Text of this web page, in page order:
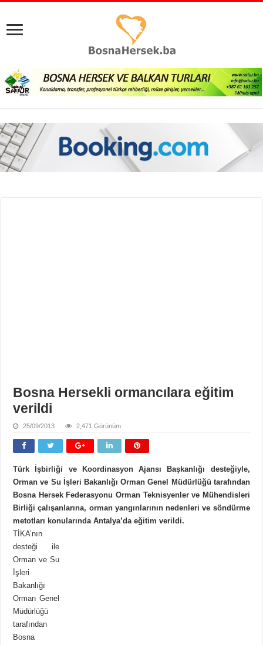
Bosna Hersekli ormancılara eğitim
verildi
25/09/2013 2,471 Görünüm
Türk İşbirliği ve Koordinasyon Ajansı Başkanlığı desteğiyle,
Orman ve Su İşleri Bakanlığı Orman Genel Müdürlüğü tarafından
Bosna Hersek Federasyonu Orman Teknisyenler ve Mühendisleri
Birliği çalışanlarına, orman yangınlarının nedenleri ve söndürme
metotları konularında Antalya’da eğitim verildi.
TİKA’nın
desteği ile
Orman ve Su
İşleri
Bakanlığı
Orman Genel
Müdürlüğü
tarafından
Bosna